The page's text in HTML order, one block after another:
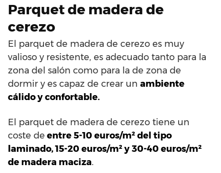
Parquet de madera de
cerezo
El parquet de madera de cerezo es muy
valioso y resistente, es adecuado tanto para la
zona del salón como para la de zona de
dormir y es capaz de crear un ambiente
cálido y confortable.
El parquet de madera de cerezo tiene un
coste de entre 5-10 euros/m² del tipo
laminado, 15-20 euros/m² y 30-40 euros/m²
de madera maciza.